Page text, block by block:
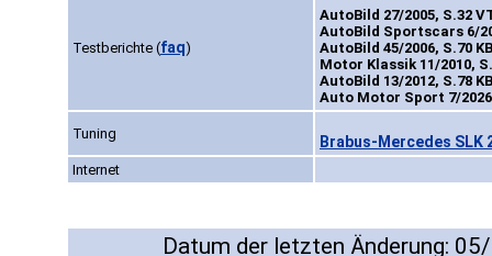
Testberichte (faq)
AutoBild 27/2005, S.32
AutoBild Sportscars 6/
AutoBild 45/2006, S.70 KB
Motor Klassik 11/2010,
AutoBild 13/2012, S.78 KB
Auto Motor Sport 7/
Tuning Brabus-Mercedes SLK
Internet
Datum der letzten Änderung: